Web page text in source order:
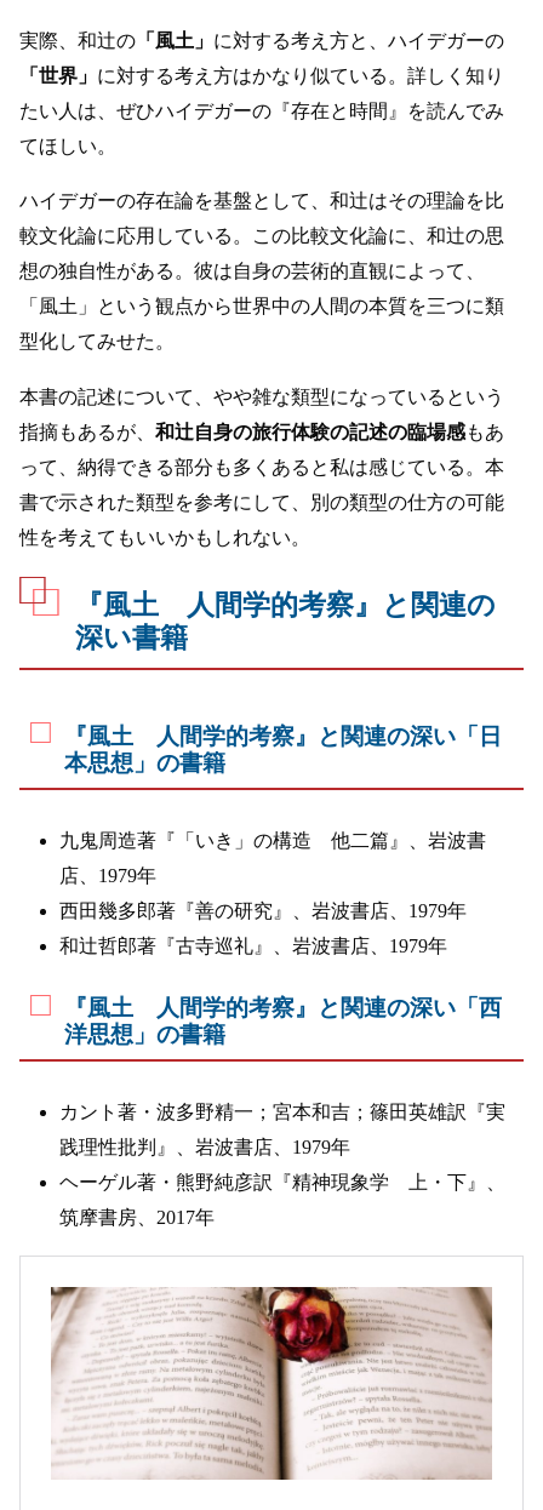
実際、和辻の 「風土」 に対する考え方と、ハイデガーの
「世界」 に対する考え方はかなり似ている。詳しく知り
たい人は、ぜひハイデガーの『存在と時間』を読んでみ
てほしい。
ハイデガーの存在論を基盤として、和辻はその理論を比
較文化論に応用している。この比較文化論に、和辻の思
想の独自性がある。彼は自身の芸術的直観によって、
「風土」という観点から世界中の人間の本質を三つに類
型化してみせた。
本書の記述について、やや雑な類型になっているという
指摘もあるが、和辻自身の旅行体験の記述の臨場感もあ
って、納得できる部分も多くあると私は感じている。本
書で示された類型を参考にして、別の類型の仕方の可能
性を考えてもいいかもしれない。
『風土 人間学的考察』と関連の
深い書籍
『風土 人間学的考察』と関連の深い「日
本思想」の書籍
九鬼周造著『「いき」の構造 他二篇』、岩波書
店、1979年
西田幾多郎著『善の研究』、岩波書店、1979年
和辻哲郎著『古寺巡礼』、岩波書店、1979年
『風土 人間学的考察』と関連の深い「西
洋思想」の書籍
カント著・波多野精一；宮本和吉；篠田英雄訳『実
践理性批判』、岩波書店、1979年
ヘーゲル著・熊野純彦訳『精神現象学 上・下』、
筑摩書房、2017年